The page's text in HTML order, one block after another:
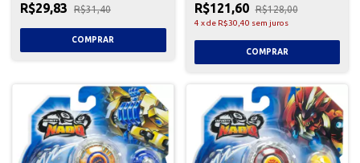
R$29,83 R$31,40 R$121,60 R$128,00
4 xde R$30,40 sem juros